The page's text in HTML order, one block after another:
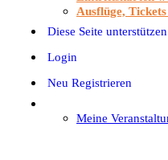
Ausflüge,
Diese Seite unterstützen
Login
Neu Registrieren
Meine